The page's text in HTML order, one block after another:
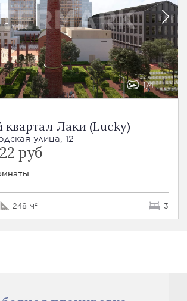
1 4
Лаки (Lucky)
улица, 12
руб
248 м² 3